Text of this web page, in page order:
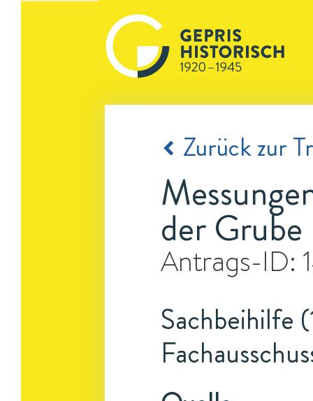
Zurück zur
der Grube
Antrags-ID:
Sachbeihilfe